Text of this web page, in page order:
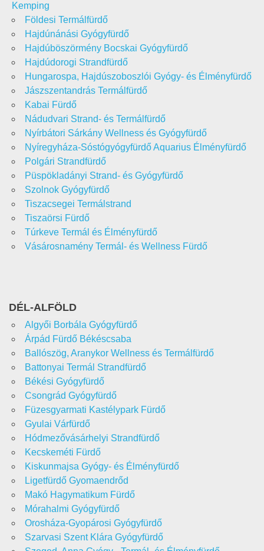
Kemping
Földesi Termálfürdő
Hajdúnánási Gyógyfürdő
Hajdúböszörmény Bocskai Gyógyfürdő
Hajdúdorogi Strandfürdő
Hungarospa, Hajdúszoboszlói Gyógy- és Élményfürdő
Jászszentandrás Termálfürdő
Kabai Fürdő
Nádudvari Strand- és Termálfürdő
Nyírbátori Sárkány Wellness és Gyógyfürdő
Nyíregyháza-Sóstógyógyfürdő Aquarius Élményfürdő
Polgári Strandfürdő
Püspökladányi Strand- és Gyógyfürdő
Szolnok Gyógyfürdő
Tiszacsegei Termálstrand
Tiszaörsi Fürdő
Túrkeve Termál és Élményfürdő
Vásárosnamény Termál- és Wellness Fürdő
DÉL-ALFÖLD
Algyői Borbála Gyógyfürdő
Árpád Fürdő Békéscsaba
Ballószög, Aranykor Wellness és Termálfürdő
Battonyai Termál Strandfürdő
Békési Gyógyfürdő
Csongrád Gyógyfürdő
Füzesgyarmati Kastélypark Fürdő
Gyulai Várfürdő
Hódmezővásárhelyi Strandfürdő
Kecskeméti Fürdő
Kiskunmajsa Gyógy- és Élményfürdő
Ligetfürdő Gyomaendrőd
Makó Hagymatikum Fürdő
Mórahalmi Gyógyfürdő
Orosháza-Gyopárosi Gyógyfürdő
Szarvasi Szent Klára Gyógyfürdő